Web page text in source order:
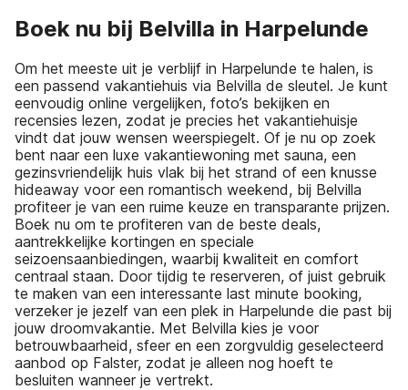
Boek nu bij Belvilla in Harpelunde
Om het meeste uit je verblijf in Harpelunde te halen, is
een passend vakantiehuis via Belvilla de sleutel. Je kunt
eenvoudig online vergelijken, foto’s bekijken en
recensies lezen, zodat je precies het vakantiehuisje
vindt dat jouw wensen weerspiegelt. Of je nu op zoek
bent naar een luxe vakantiewoning met sauna, een
gezinsvriendelijk huis vlak bij het strand of een knusse
hideaway voor een romantisch weekend, bij Belvilla
profiteer je van een ruime keuze en transparante prijzen.
Boek nu om te profiteren van de beste deals,
aantrekkelijke kortingen en speciale
seizoensaanbiedingen, waarbij kwaliteit en comfort
centraal staan. Door tijdig te reserveren, of juist gebruik
te maken van een interessante last minute booking,
verzeker je jezelf van een plek in Harpelunde die past bij
jouw droomvakantie. Met Belvilla kies je voor
betrouwbaarheid, sfeer en een zorgvuldig geselecteerd
aanbod op Falster, zodat je alleen nog hoeft te
besluiten wanneer je vertrekt.